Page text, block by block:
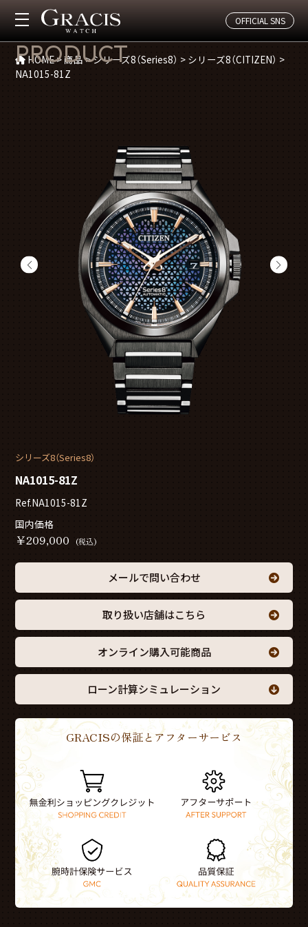
OFFICIAL SNS
商品紹介
PRODUCT
HOME>商品>シリーズ8（Series8） > シリーズ8（CITIZEN） >
NA1015-81Z
シリーズ8（Series8）
NA1015-81Z
Ref.NA1015-81Z
国内価格
￥209,000 (税込)
メールで問い合わせ
取り扱い店舗はこちら
オンライン購入可能商品
ローン計算シミュレーション
GRACISの保証とアフターサービス